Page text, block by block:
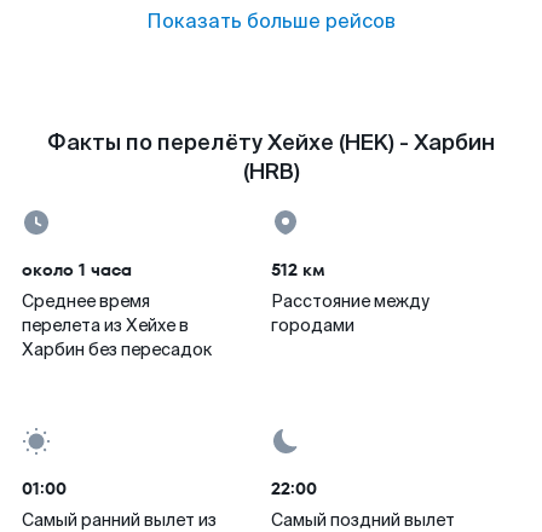
Показать больше рейсов
Факты по перелёту Хейхе (HEK) - Харбин
(HRB)
около 1 часа
Среднее время
перелета из Хейхе в
Харбин без пересадок
512 км
Расстояние между
городами
01:00
Самый ранний вылет из
22:00
Самый поздний вылет